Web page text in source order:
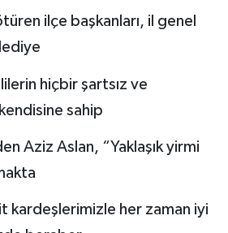
ilçe başkanları, il genel
hiçbir şartsız ve
sahip
Aziz Aslan, “Yaklaşık yirmi
kardeşlerimizle her zaman iyi